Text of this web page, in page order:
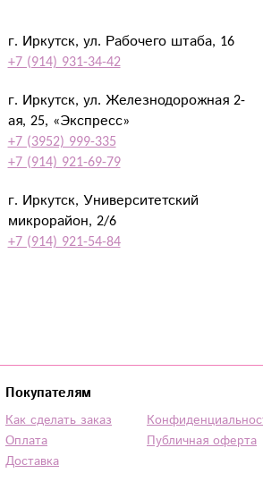
г. Иркутск, ул. Рабочего штаба, 16
+7 (914) 931-34-42
г. Иркутск, ул. Железнодорожная 2-
ая, 25, «Экспресс»
+7 (3952) 999-335
+7 (914) 921-69-79
г. Иркутск, Университетский
микрорайон, 2/6
+7 (914) 921-54-84
Покупателям
Как сделать заказ
Оплата
Доставка
Публичная оферта